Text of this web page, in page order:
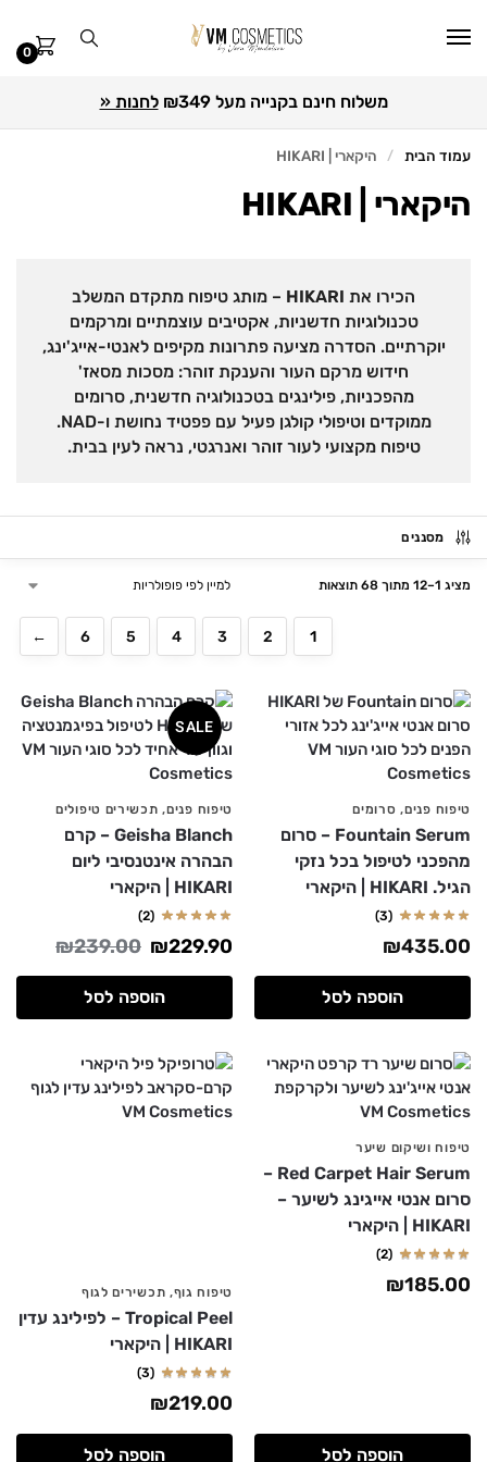
0
משלוח חינם בקנייה מעל ₪349 לחנות «
עמוד הבית / היקארי | HIKARI
היקארי | HIKARI
הכירו את HIKARI – מותג טיפוח מתקדם המשלב
טכנולוגיות חדשניות, אקטיבים עוצמתיים ומרקמים
יוקרתיים. הסדרה מציעה פתרונות מקיפים לאנטי-אייג'ינג,
חידוש מרקם העור והענקת זוהר: מסכות מסאז'
מהפכניות, פילינגים בטכנולוגיה חדשנית, סרומים
ממוקדים וטיפולי קולגן פעיל עם פפטיד נחושת ו-NAD.
טיפוח מקצועי לעור זוהר ואנרגטי, נראה לעין בבית.
מסננים
מציג 1–12 מתוך 68 תוצאות
1
2
3
4
5
6
←
טיפוח פנים, סרומים
Fountain Serum – סרום
מהפכני לטיפול בכל נזקי
הגיל. HIKARI | היקארי
(3)
₪435.00
הוספה לסל
SALE
טיפוח פנים, תכשירים טיפולים
Geisha Blanch – קרם
הבהרה אינטנסיבי ליום
HIKARI | היקארי
(2)
₪239.00 ₪229.90
הוספה לסל
טיפוח ושיקום שיער
Red Carpet Hair Serum –
סרום אנטי אייגינג לשיער –
HIKARI | היקארי
(2)
₪185.00
הוספה לסל
טיפוח גוף, תכשירים לגוף
Tropical Peel – לפילינג עדין
HIKARI | היקארי
(3)
₪219.00
הוספה לסל